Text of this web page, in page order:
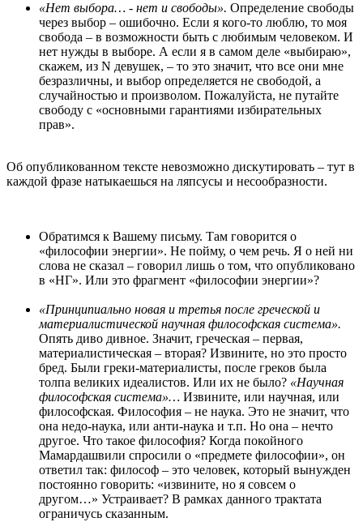
«Нет выбора… - нет и свободы». Определение свободы
через выбор – ошибочно. Если я кого-то люблю, то моя
свобода – в возможности быть с любимым человеком. И
нет нужды в выборе. А если я в самом деле «выбираю»,
скажем, из N девушек, – то это значит, что все они мне
безразличны, и выбор определяется не свободой, а
случайностью и произволом. Пожалуйста, не путайте
свободу с «основными гарантиями избирательных
прав».
Об опубликованном тексте невозможно дискутировать – тут в
каждой фразе натыкаешься на ляпсусы и несообразности.
Обратимся к Вашему письму. Там говорится о
«философии энергии». Не пойму, о чем речь. Я о ней ни
слова не сказал – говорил лишь о том, что опубликовано
в «НГ». Или это фрагмент «философии энергии»?
«Принципиально новая и третья после греческой и
материалистической научная философская система».
Опять диво дивное. Значит, греческая – первая,
материалистическая – вторая? Извините, но это просто
бред. Были греки-материалисты, после греков была
толпа великих идеалистов. Или их не было? «Научная
философская система»… Извините, или научная, или
философская. Философия – не наука. Это не значит, что
она недо-наука, или анти-наука и т.п. Но она – нечто
другое. Что такое философия? Когда покойного
Мамардашвили спросили о «предмете философии», он
ответил так: философ – это человек, который вынужден
постоянно говорить: «извините, но я совсем о
другом…» Устраивает? В рамках данного трактата
ограничусь сказанным.